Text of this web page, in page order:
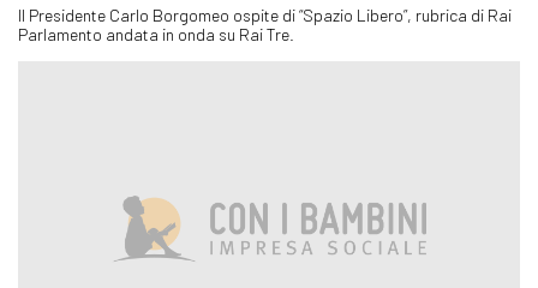
Il Presidente Carlo Borgomeo ospite di “Spazio Libero”, rubrica di Rai
Parlamento andata in onda su Rai Tre.